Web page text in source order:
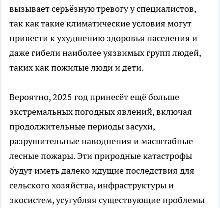
вызывает серьёзную тревогу у специалистов,
так как такие климатические условия могут
привести к ухудшению здоровья населения и
даже гибели наиболее уязвимых групп людей,
таких как пожилые люди и дети.
Вероятно, 2025 год принесёт ещё больше
экстремальных погодных явлений, включая
продолжительные периоды засухи,
разрушительные наводнения и масштабные
лесные пожары. Эти природные катастрофы
будут иметь далеко идущие последствия для
сельского хозяйства, инфраструктуры и
экосистем, усугубляя существующие проблемы